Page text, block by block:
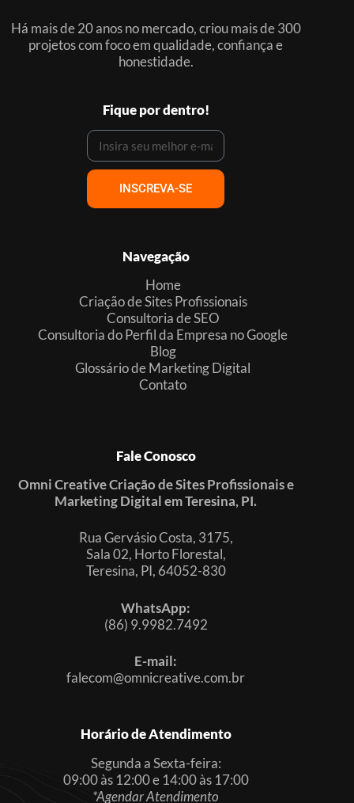
Há mais de 20 anos no mercado, criou mais de 300
projetos com foco em qualidade, confiança e
honestidade.
Fique por dentro!
INSCREVA-SE
Navegação
Home
Criação de Sites Profissionais
Consultoria de SEO
Consultoria do Perfil da Empresa no Google
Blog
Glossário de Marketing Digital
Contato
Fale Conosco
Omni Creative Criação de Sites Profissionais e
Marketing Digital em Teresina, PI.
Rua Gervásio Costa, 3175,
Sala 02, Horto Florestal,
Teresina, PI, 64052-830
WhatsApp:
(86) 9.9982.7492
E-mail:
falecom@omnicreative.com.br
Horário de Atendimento
Segunda a Sexta-feira:
09:00 às 12:00 e 14:00 às 17:00
*Agendar Atendimento